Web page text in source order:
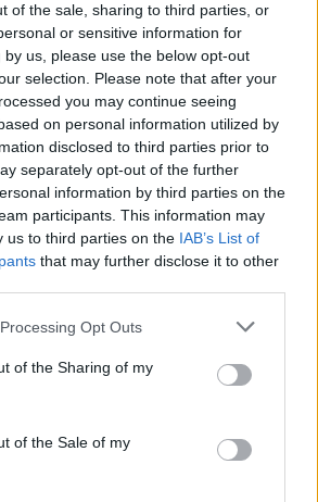
of the sale, sharing to third parties, or
or sensitive information for
us, please use the below opt-out
selection. Please note that after your
you may continue seeing
on personal information utilized by
disclosed to third parties prior to
separately opt-out of the further
information by third parties on the
participants. This information may
us to third parties on the IAB’s List of
that may further disclose it to other
website/app uses one or more Google
or usage behaviour. You may click to
to Google and its third-party tags to
specified purposes in below Google
Opt Outs
of the Sharing of my
of the Sale of my
nem illik kenyeret
nők a boldog
14.
többsége ugyanúgy dolgozik a
mint a férfiak, minden
számított. A
társadalomban szükség volt
keretekben zajló gazdasági